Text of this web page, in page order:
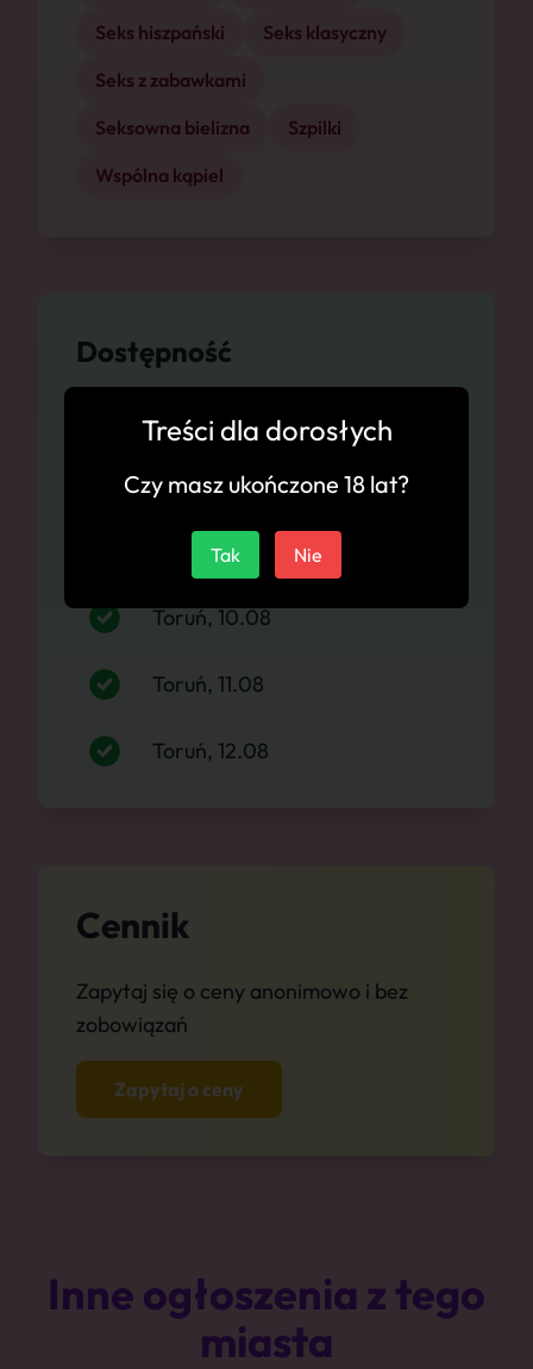
Seks hiszpański
Seks klasyczny
Seks z zabawkami
Seksowna bielizna
Szpilki
Wspólna kąpiel
Dostępność
Toruń, 07.08
Toruń, 08.08
Toruń, 09.08
Toruń, 10.08
Toruń, 11.08
Toruń, 12.08
Cennik
Zapytaj się o ceny anonimowo i bez
zobowiązań
Zapytaj o ceny
Inne ogłoszenia z tego
miasta
Treści dla dorosłych
Czy masz ukończone 18 lat?
Tak Nie